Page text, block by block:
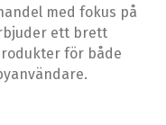
med fokus på
ett brett
för både